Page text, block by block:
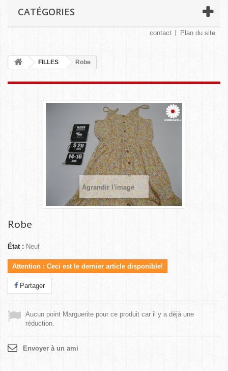
CATÉGORIES
contact Plan du site
FILLES Robe
Agrandir l'image
Robe
État : Neuf
Attention : Ceci est le dernier article disponible!
Partager
Aucun point Marguerite pour ce produit car il y a déjà une
réduction.
Envoyer à un ami